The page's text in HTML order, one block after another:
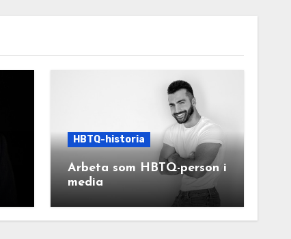
HBTQ-historia
Arbeta som HBTQ-person i
media